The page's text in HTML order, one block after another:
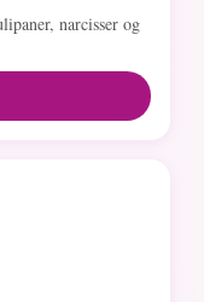
narcisser og